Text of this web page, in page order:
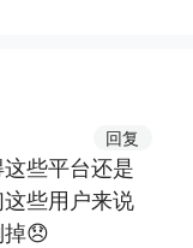
回复
些平台还是
些用户来说
😞